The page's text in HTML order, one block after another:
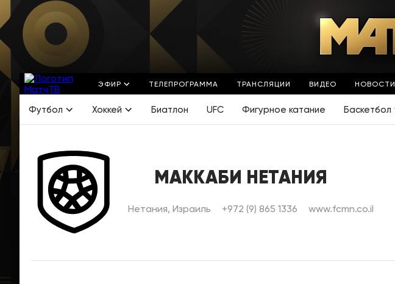
ЭФИР ТЕЛЕПРОГРАММА ТРАНСЛЯЦИИ ВИДЕО НОВОСТИ
Футбол Хоккей Биатлон UFC Фигурное катание Баскетбол
МАККАБИ НЕТАНИЯ
Нетания, Израиль +972 (9) 865 1336 www.fcmn.co.il